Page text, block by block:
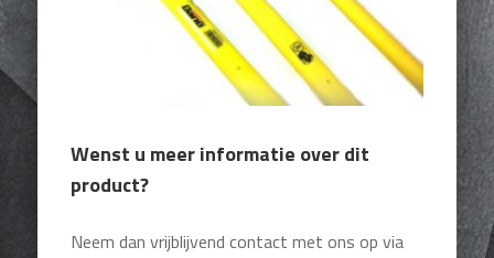
Wenst u meer informatie over dit
product?
Neem dan vrijblijvend contact met ons op via